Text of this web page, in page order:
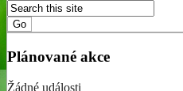
Plánované akce
Žádné události